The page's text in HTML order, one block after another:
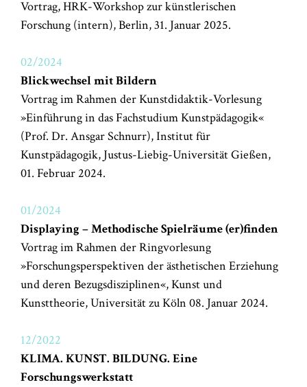
Vortrag, HRK-Workshop zur künstlerischen
Forschung (intern), Berlin, 31. Januar 2025.
02/2024
Blickwechsel mit Bildern
Vortrag im Rahmen der Kunstdidaktik-Vorlesung
»Einführung in das Fachstudium Kunstpädagogik«
(Prof. Dr. Ansgar Schnurr), Institut für
Kunstpädagogik, Justus-Liebig-Universität Gießen,
01. Februar 2024.
01/2024
Displaying – Methodische Spielräume (er)finden
Vortrag im Rahmen der Ringvorlesung
»Forschungsperspektiven der ästhetischen Erziehung
und deren Bezugsdisziplinen«, Kunst und
Kunsttheorie, Universität zu Köln 08. Januar 2024.
12/2022
KLIMA. KUNST. BILDUNG. Eine
Forschungswerkstatt